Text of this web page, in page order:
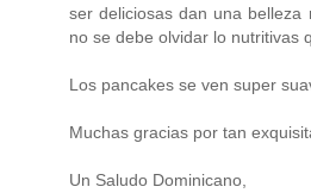
ser deliciosas dan una
no se debe olvidar lo nutritivas
Los pancakes se ven super
Muchas gracias por tan
Un Saludo Dominicano,